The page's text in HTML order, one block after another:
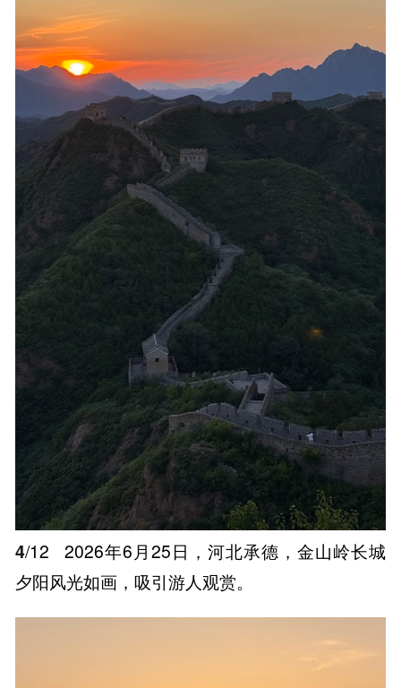
4/12
2026年6月25日，河北承德，金山岭长城
夕阳风光如画，吸引游人观赏。